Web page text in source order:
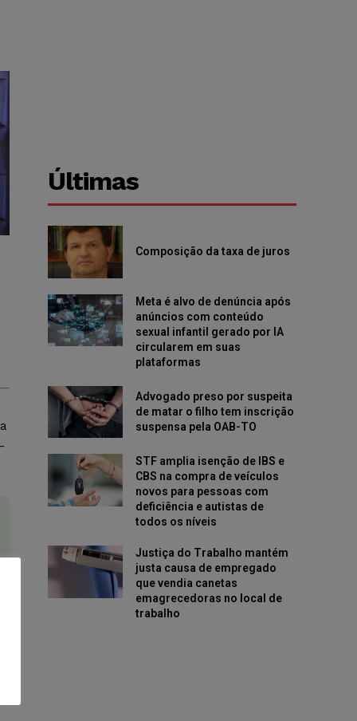
Últimas
Composição da taxa de juros
Meta é alvo de denúncia após
anúncios com conteúdo
sexual infantil gerado por IA
circularem em suas
plataformas
Advogado preso por suspeita
de matar o filho tem inscrição
suspensa pela OAB-TO
STF amplia isenção de IBS e
CBS na compra de veículos
novos para pessoas com
deficiência e autistas de
todos os níveis
Justiça do Trabalho mantém
justa causa de empregado
que vendia canetas
emagrecedoras no local de
trabalho